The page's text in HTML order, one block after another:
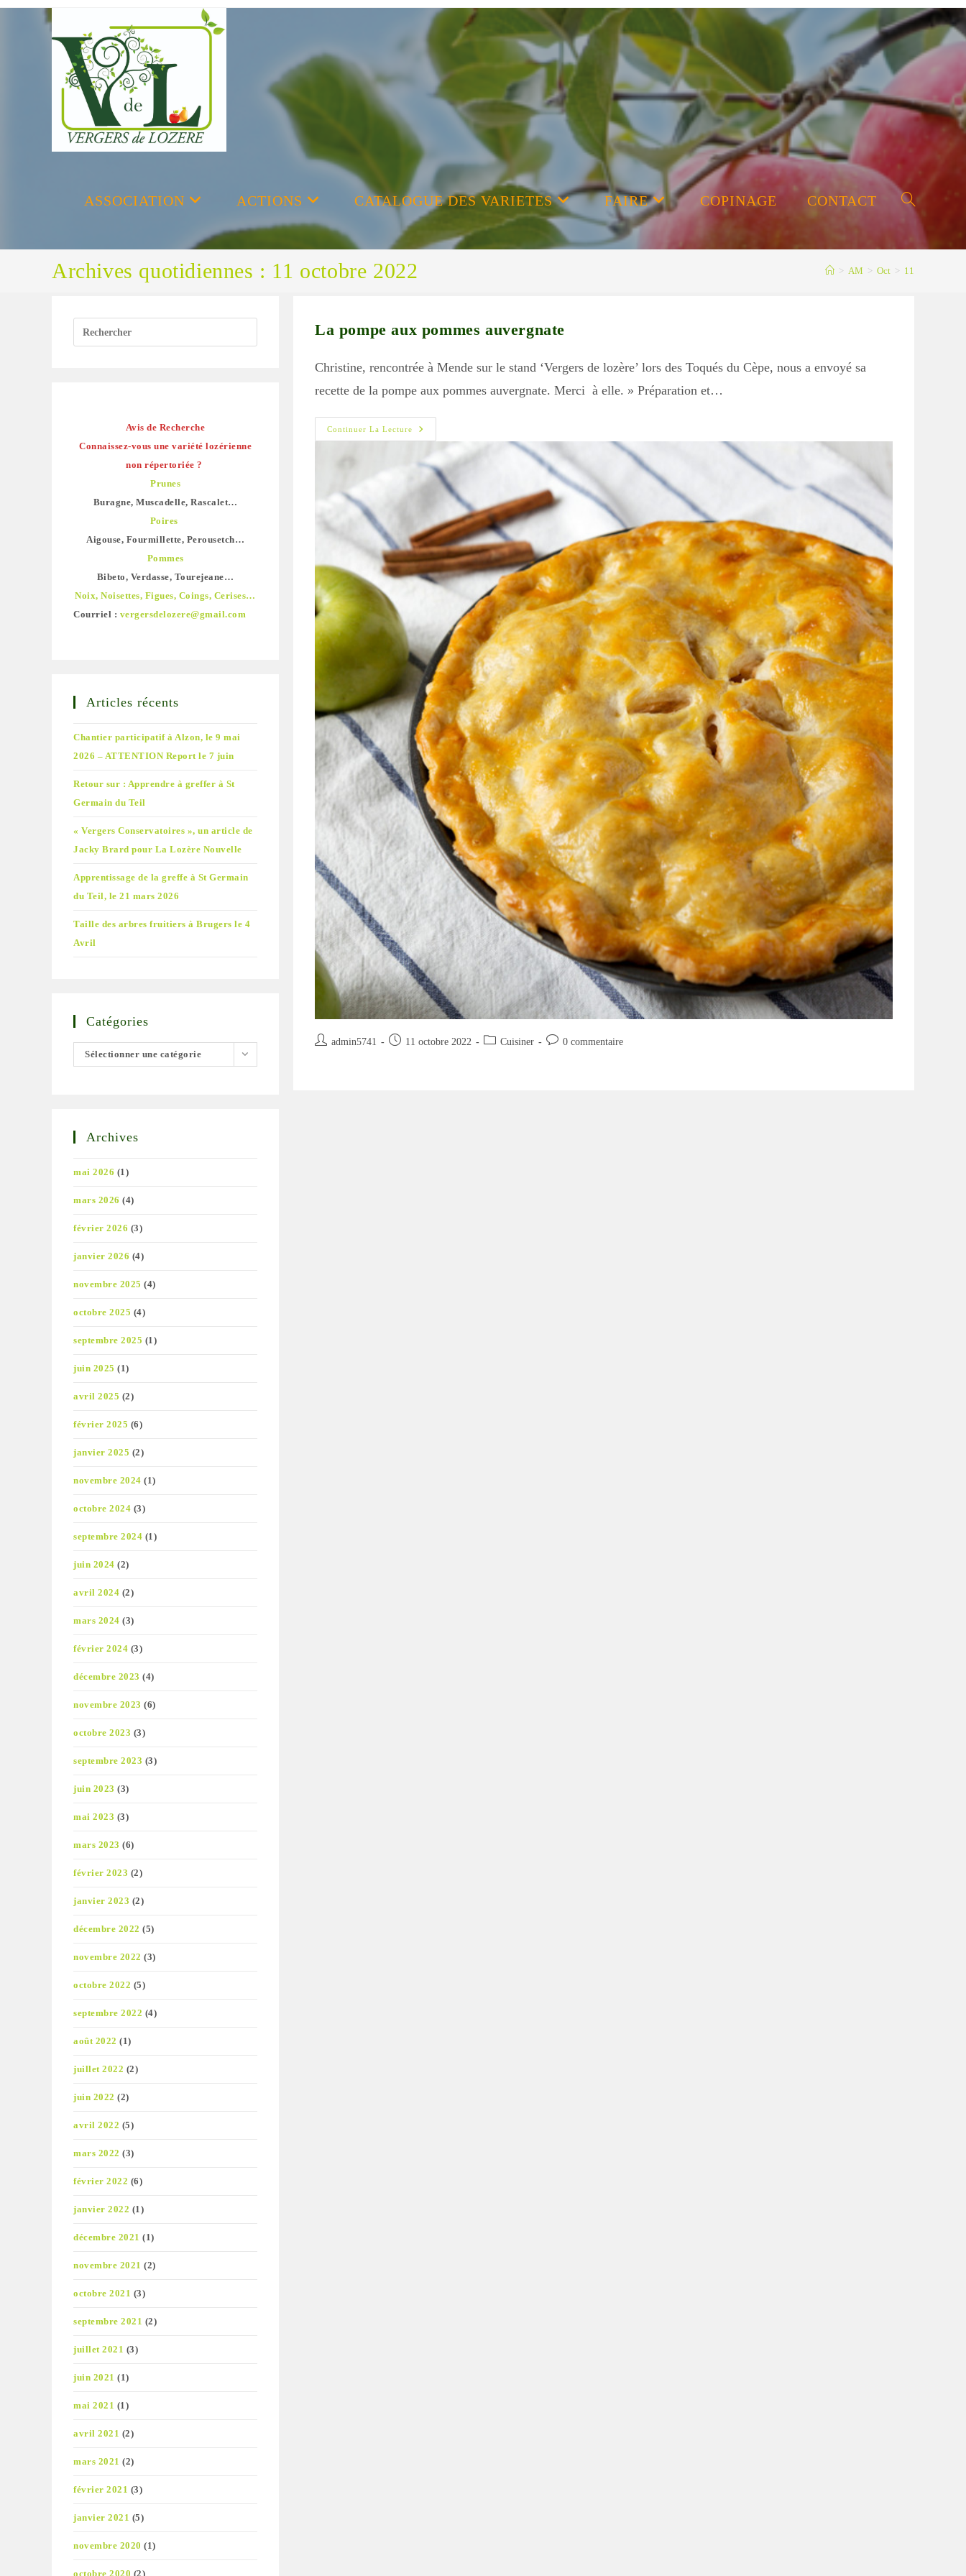
Skip
ASSOCIATION ACTIONS CATALOGUE DES VARIETES FAIRE COPINAGE CONTACT Toggle
Archives quotidiennes : 11 octobre 2022 > AM > Oct > 11
La pompe aux pommes auvergnate
Christine, rencontrée à Mende sur le stand ‘Vergers de lozère’ lors des Toqués du Cèpe, nous a envoyé sa
recette de la pompe aux pommes auvergnate. Merci à elle. » Préparation et…
Continuer La Lecture
La
Pompe
Pommes
Auvergnate
Auteur/autrice
admin5741
Publication
11 octobre 2022
Post Cuisiner
Commentaires
0 commentaire
Avis de Recherche
Connaissez-vous une variété lozérienne
non répertoriée ?
Prunes
Buragne, Muscadelle, Rascalet…
Poires
Aigouse, Fourmillette, Perousetch…
Pommes
Bibeto, Verdasse, Tourejeane…
Noix, Noisettes, Figues, Coings, Cerises…
Courriel : vergersdelozere@gmail.com
Articles récents
Chantier participatif à Alzon, le 9 mai
2026 – ATTENTION Report le 7 juin
Retour sur : Apprendre à greffer à St
Germain du Teil
« Vergers Conservatoires », un article de
Jacky Brard pour La Lozère Nouvelle
Apprentissage de la greffe à St Germain
du Teil, le 21 mars 2026
Taille des arbres fruitiers à Brugers le 4
Avril
Catégories
Catégories
Sélectionner une catégorie
Archives
mai 2026 (1)
mars 2026 (4)
février 2026 (3)
janvier 2026 (4)
novembre 2025 (4)
octobre 2025 (4)
septembre 2025 (1)
juin 2025 (1)
avril 2025 (2)
février 2025 (6)
janvier 2025 (2)
novembre 2024 (1)
octobre 2024 (3)
septembre 2024 (1)
juin 2024 (2)
avril 2024 (2)
mars 2024 (3)
février 2024 (3)
décembre 2023 (4)
novembre 2023 (6)
octobre 2023 (3)
septembre 2023 (3)
juin 2023 (3)
mai 2023 (3)
mars 2023 (6)
février 2023 (2)
janvier 2023 (2)
décembre 2022 (5)
novembre 2022 (3)
octobre 2022 (5)
septembre 2022 (4)
août 2022 (1)
juillet 2022 (2)
juin 2022 (2)
avril 2022 (5)
mars 2022 (3)
février 2022 (6)
janvier 2022 (1)
décembre 2021 (1)
novembre 2021 (2)
octobre 2021 (3)
septembre 2021 (2)
juillet 2021 (3)
juin 2021 (1)
mai 2021 (1)
avril 2021 (2)
mars 2021 (2)
février 2021 (3)
janvier 2021 (5)
novembre 2020 (1)
octobre 2020 (2)